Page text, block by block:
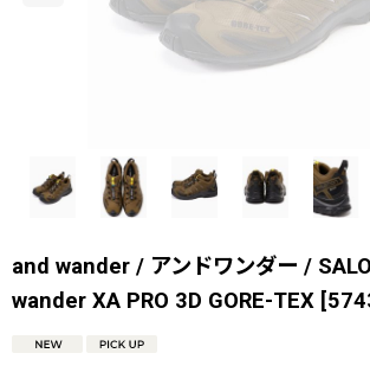
and wander / アンドワンダー /
wander XA PRO 3D GORE-TEX [